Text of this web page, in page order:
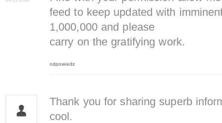
feed to keep updated with
1,000,000 and please
carry on the gratifying work.
odpowiedz
Thank you for sharing superb
cool.